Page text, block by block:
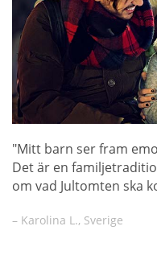
"Mitt barn ser fram
Det är en
om vad Jultomten ska
– Karolina L., Sverige